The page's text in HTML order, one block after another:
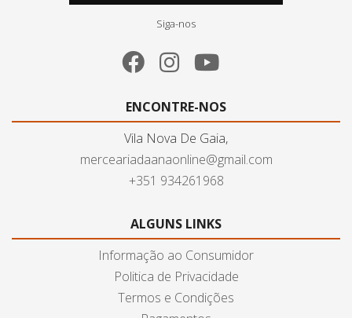
Siga-nos
ENCONTRE-NOS
Vila Nova De Gaia,
merceariadaanaonline@gmail.com
+351 934261968
ALGUNS LINKS
Informação ao Consumidor
Politica de Privacidade
Termos e Condições